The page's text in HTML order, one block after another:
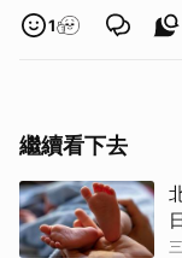
1
繼續看下去